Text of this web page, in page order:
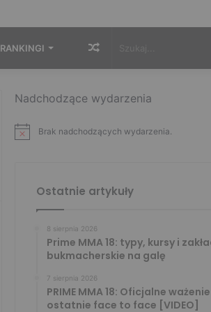
RANKINGI
Nadchodzące wydarzenia
Brak nadchodzących wydarzenia.
Ostatnie artykuły
8 sierpnia 2026
Prime MMA 18: typy, kursy i
bukmacherskie na galę
7 sierpnia 2026
PRIME MMA 18: Oficjalne
ostatnie face to face [VIDEO]